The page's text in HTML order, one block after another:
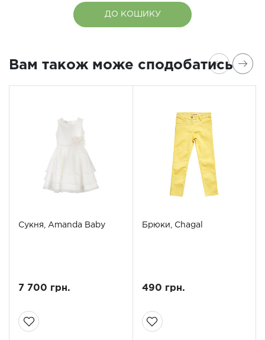
ДО КОШИКУ
Вам також може сподобатись
Сукня, Amanda Baby
7 700 грн.
Брюки, Chagal
490 грн.